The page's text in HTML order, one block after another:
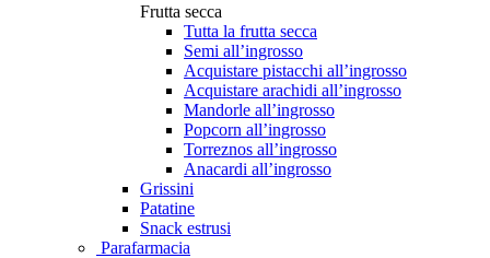
Frutta secca
Tutta la frutta secca
Semi all’ingrosso
Acquistare pistacchi all’ingrosso
Acquistare arachidi all’ingrosso
Mandorle all’ingrosso
Popcorn all’ingrosso
Torreznos all’ingrosso
Anacardi all’ingrosso
Grissini
Patatine
Snack estrusi
Parafarmacia